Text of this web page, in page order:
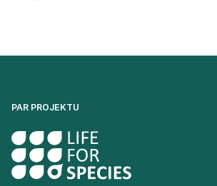
PAR PROJEKTU